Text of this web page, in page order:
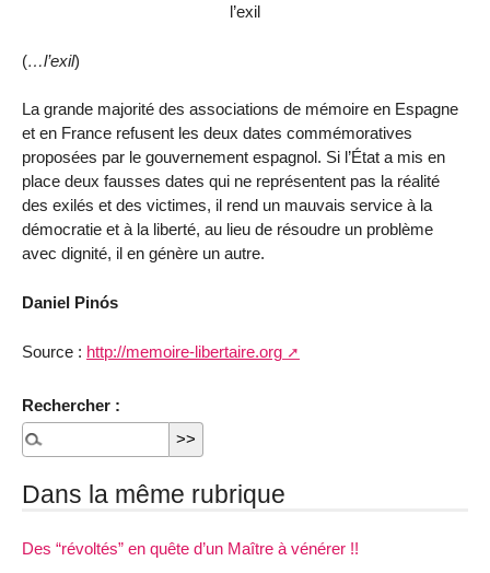
l’exil
(…l’exil)
La grande majorité des associations de mémoire en Espagne
et en France refusent les deux dates commémoratives
proposées par le gouvernement espagnol. Si l’État a mis en
place deux fausses dates qui ne représentent pas la réalité
des exilés et des victimes, il rend un mauvais service à la
démocratie et à la liberté, au lieu de résoudre un problème
avec dignité, il en génère un autre.
Daniel Pinós
Source : http://memoire-libertaire.org
Rechercher :
Dans la même rubrique
Des “révoltés” en quête d’un Maître à vénérer !!